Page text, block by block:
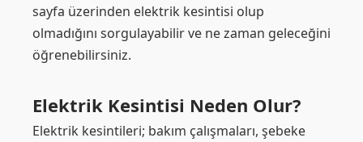
sayfa üzerinden elektrik kesintisi olup
olmadığını sorgulayabilir ve ne zaman geleceğini
öğrenebilirsiniz.
Elektrik Kesintisi Neden Olur?
Elektrik kesintileri; bakım çalışmaları, şebeke